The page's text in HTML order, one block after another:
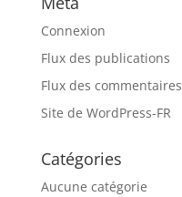
Connexion
Flux des publications
Flux des commentaires
Site de WordPress-FR
Catégories
Aucune catégorie